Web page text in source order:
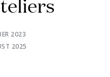
2023
2025